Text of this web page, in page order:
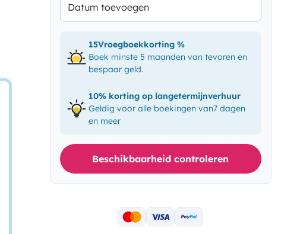
Datum toevoegen
15Vroegboekkorting %
Boek minste 5 maanden van tevoren en
bespaar geld.
10% korting op langetermijnverhuur
Geldig voor alle boekingen van7 dagen
en meer
Beschikbaarheid controleren